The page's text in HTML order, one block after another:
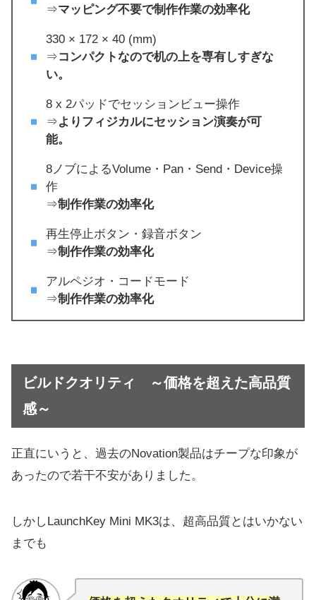
⇒マッピング不要で制作作業の効率化
330 × 172 × 40 (mm)
⇒コンパクトなので机の上を専有しすぎな
い。
8 x 2パッドでセッションビュー操作
⇒よりフィジカルにセッション演奏が可
能。
8ノブによるVolume・Pan・Send・Device操
作
⇒制作作業の効率化
再生停止ボタン・録音ボタン
⇒制作作業の効率化
アルペジオ・コードモード
⇒制作作業の効率化
ビルドクオリティ ～価格を超えた高品質
感～
正直にいうと、過去のNovation製品はチープな印象が
あったので若干不安がありました。
しかしLaunchKey Mini MK3は、超高品質とはいかない
までも